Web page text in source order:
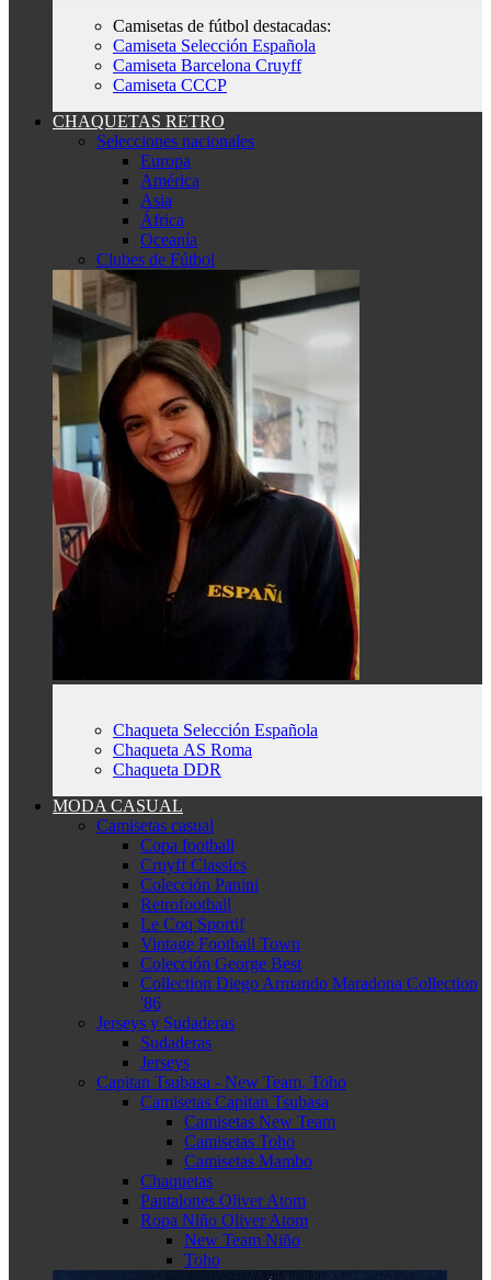
Camisetas de fútbol destacadas:
Camiseta Selección Española
Camiseta Barcelona Cruyff
Camiseta CCCP
CHAQUETAS RETRO
Selecciones nacionales
Europa
América
Asia
África
Oceanía
Clubes de Fútbol
Chaqueta Selección Española
Chaqueta AS Roma
Chaqueta DDR
MODA CASUAL
Camisetas casual
Copa football
Cruyff Classics
Colección Panini
Retrofootball
Le Coq Sportif
Vintage Football Town
Colección George Best
Collection Diego Armando Maradona Collection
'86
Jerseys y Sudaderas
Sudaderas
Jerseys
Capitan Tsubasa - New Team, Toho
Camisetas Capitan Tsubasa
Camisetas New Team
Camisetas Toho
Camisetas Mambo
Chaquetas
Pantalones Oliver Atom
Ropa Niño Oliver Atom
New Team Niño
Toho